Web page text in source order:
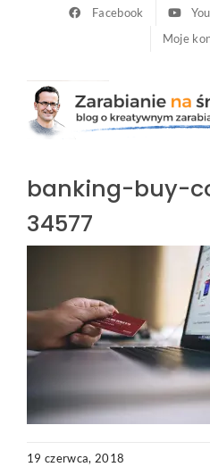
Facebook
Moje
banking-buy-
34577
19 czerwca, 2018